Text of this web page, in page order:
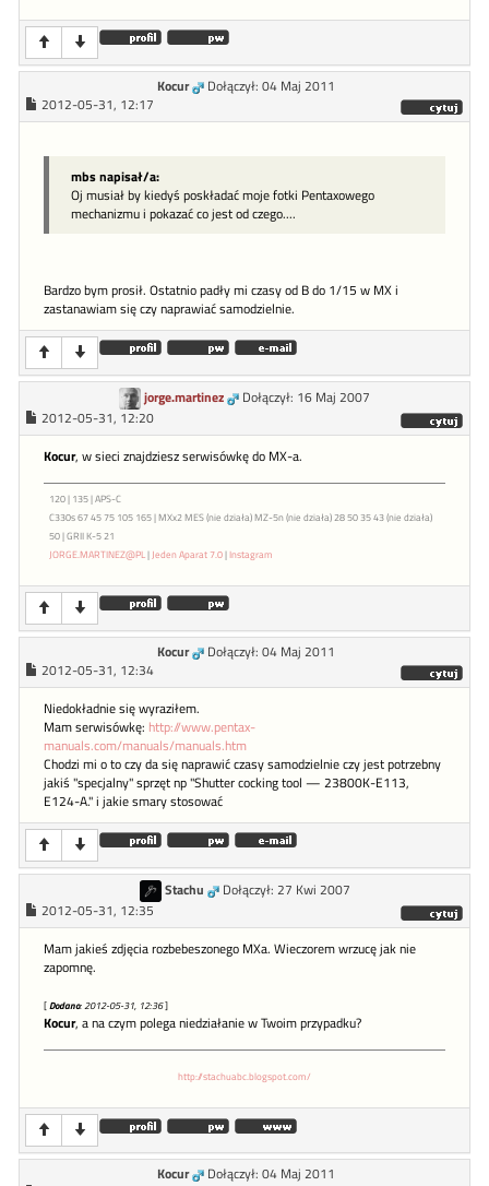
Kocur
Dołączył: 04 Maj 2011
2012-05-31, 12:17
mbs napisał/a:
Oj musiał by kiedyś poskładać moje fotki Pentaxowego
mechanizmu i pokazać co jest od czego....
Bardzo bym prosił. Ostatnio padły mi czasy od B do 1/15 w MX i
zastanawiam się czy naprawiać samodzielnie.
jorge.martinez
Dołączył: 16 Maj 2007
2012-05-31, 12:20
Kocur, w sieci znajdziesz serwisówkę do MX-a.
120 | 135 | APS-C
C330s 67 45 75 105 165 | MXx2 MES (nie działa) MZ-5n (nie działa) 28 50 35 43 (nie działa)
50 | GRII K-5 21
JORGE.MARTINEZ@PL| Jeden Aparat 7.0|Instagram
Kocur
Dołączył: 04 Maj 2011
2012-05-31, 12:34
Niedokładnie się wyraziłem.
Mam serwisówkę: http://www.pentax-
manuals.com/manuals/manuals.htm
Chodzi mi o to czy da się naprawić czasy samodzielnie czy jest potrzebny
jakiś "specjalny" sprzęt np "Shutter cocking tool — 23800K-E113,
E124-A." i jakie smary stosować
Stachu
Dołączył: 27 Kwi 2007
2012-05-31, 12:35
Mam jakieś zdjęcia rozbebeszonego MXa. Wieczorem wrzucę jak nie
zapomnę.
[Dodano: 2012-05-31, 12:36]
Kocur, a na czym polega niedziałanie w Twoim przypadku?
http://stachuabc.blogspot.com/
Kocur
Dołączył: 04 Maj 2011